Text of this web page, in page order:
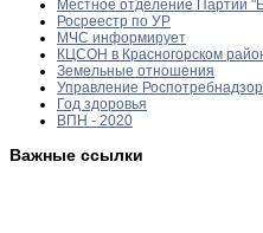
Местное отделение Партии
Росреестр по УР
МЧС информирует
КЦСОН в Красногорском
Земельные отношения
Управление
Год здоровья
ВПН - 2020
Важные ссылки